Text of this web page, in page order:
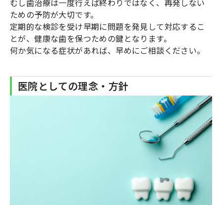
むし歯治療は一度行えば終わりではなく、再発しない
ための予防が大切です。
定期的な検診を受け早期に問題を発見して対応するこ
とが、健康な歯を保つための鍵となります。
何か気になる症状があれば、早めにご相談ください。
医院としての理念・方針